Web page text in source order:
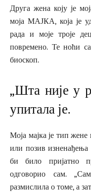
Друга жена коју је
моја МАЈКА, која је
рада и моје троје
повремено. Те ноћи
биоскоп.
„Шта није у
упитала је.
Моја мајка је тип
или позив
би било пријатно
одговорио сам.
размислила о томе, а